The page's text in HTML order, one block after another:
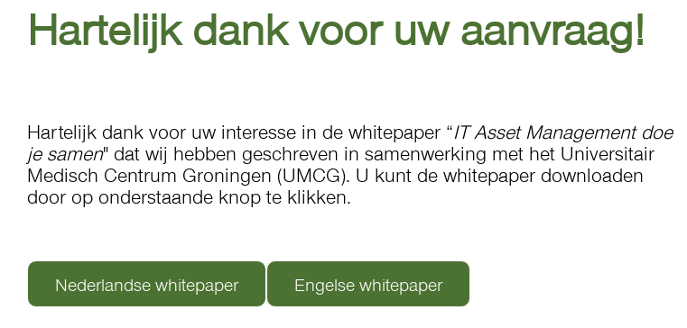
Hartelijk dank voor uw aanvraag!
Hartelijk dank voor uw interesse in de whitepaper “IT Asset Management doe
je samen" dat wij hebben geschreven in samenwerking met het Universitair
Medisch Centrum Groningen (UMCG). U kunt de whitepaper downloaden
door op onderstaande knop te klikken.
Nederlandse whitepaper Engelse whitepaper